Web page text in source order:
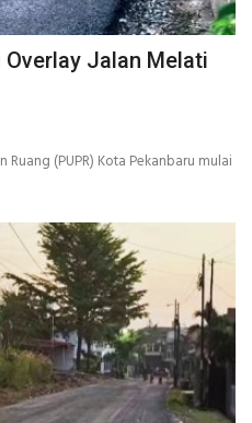
Overlay Jalan Melati
(PUPR) Kota Pekanbaru mulai